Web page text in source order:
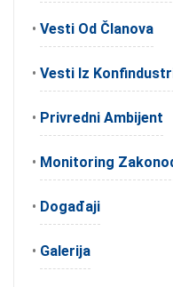
• Vesti Od Članova
• Vesti Iz
• Privredni Ambijent
• Monitoring
• Događaji
• Galerija